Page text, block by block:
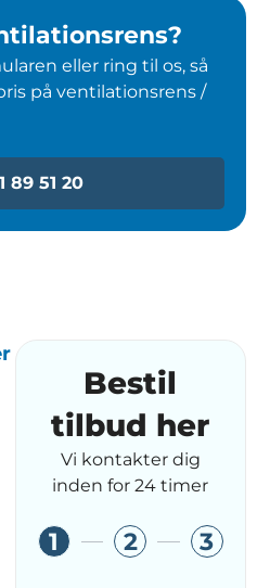
eller ring til os, så
på ventilationsrens /
89 51 20
Bestil
tilbud her
Vi kontakter dig
inden for 24 timer
1 2 3